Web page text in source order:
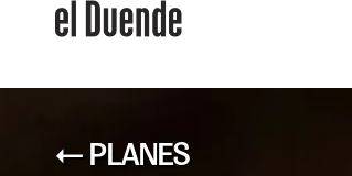
← PLANES